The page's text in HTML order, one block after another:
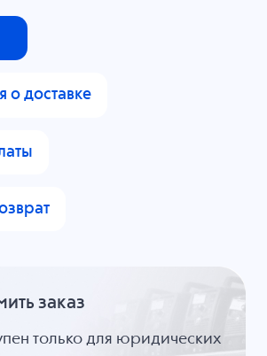
о доставке
заказ
только для юридических